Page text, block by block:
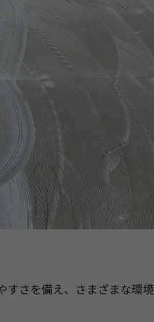
すさを備え、さまざまな環境